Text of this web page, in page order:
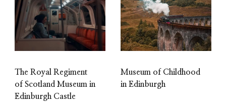
The Royal Regiment
of Scotland Museum in
Edinburgh Castle
Museum of Childhood
in Edinburgh